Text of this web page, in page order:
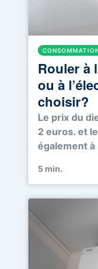
Rouler à
ou à
choisir?
Le prix du
2 euros. et
également à
5 min.